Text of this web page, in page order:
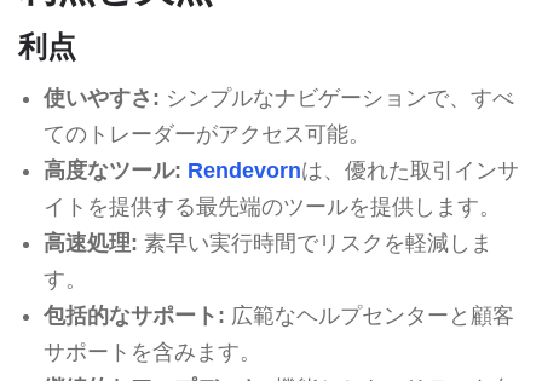
利点
使いやすさ: シンプルなナビゲーションで、すべ
てのトレーダーがアクセス可能。
高度なツール: Rendevornは、優れた取引インサ
イトを提供する最先端のツールを提供します。
高速処理: 素早い実行時間でリスクを軽減しま
す。
包括的なサポート: 広範なヘルプセンターと顧客
サポートを含みます。